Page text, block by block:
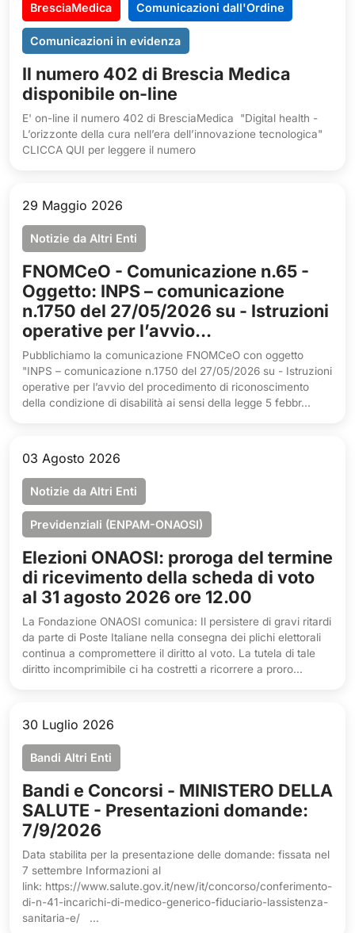
BresciaMedica Comunicazioni dall'Ordine
Comunicazioni in evidenza
Il numero 402 di Brescia Medica
disponibile on-line
E' on-line il numero 402 di BresciaMedica "Digital health -
L’orizzonte della cura nell’era dell’innovazione tecnologica"
CLICCA QUI per leggere il numero
29 Maggio 2026
Notizie da Altri Enti
FNOMCeO - Comunicazione n.65 -
Oggetto: INPS – comunicazione
n.1750 del 27/05/2026 su - Istruzioni
operative per l’avvio...
Pubblichiamo la comunicazione FNOMCeO con oggetto
"INPS – comunicazione n.1750 del 27/05/2026 su - Istruzioni
operative per l’avvio del procedimento di riconoscimento
della condizione di disabilità ai sensi della legge 5 febbr...
03 Agosto 2026
Notizie da Altri Enti
Previdenziali (ENPAM-ONAOSI)
Elezioni ONAOSI: proroga del termine
di ricevimento della scheda di voto
al 31 agosto 2026 ore 12.00
La Fondazione ONAOSI comunica: Il persistere di gravi ritardi
da parte di Poste Italiane nella consegna dei plichi elettorali
continua a compromettere il diritto al voto. La tutela di tale
diritto incomprimibile ci ha costretti a ricorrere a proro...
30 Luglio 2026
Bandi Altri Enti
Bandi e Concorsi - MINISTERO DELLA
SALUTE - Presentazioni domande:
7/9/2026
Data stabilita per la presentazione delle domande: fissata nel
7 settembre Informazioni al
link: https://www.salute.gov.it/new/it/concorso/conferimento-
di-n-41-incarichi-di-medico-generico-fiduciario-lassistenza-
sanitaria-e/ ...